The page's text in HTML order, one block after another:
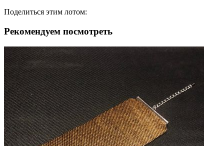
Поделиться этим лотом:
Рекомендуем посмотреть